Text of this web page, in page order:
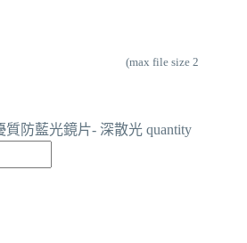
(max file size 2
質防藍光鏡片- 深散光 quantity